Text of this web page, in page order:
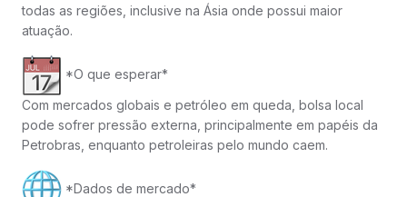
todas as regiões, inclusive na Ásia onde possui maior
atuação.
*O que esperar*
Com mercados globais e petróleo em queda, bolsa local
pode sofrer pressão externa, principalmente em papéis da
Petrobras, enquanto petroleiras pelo mundo caem.
*Dados de mercado*